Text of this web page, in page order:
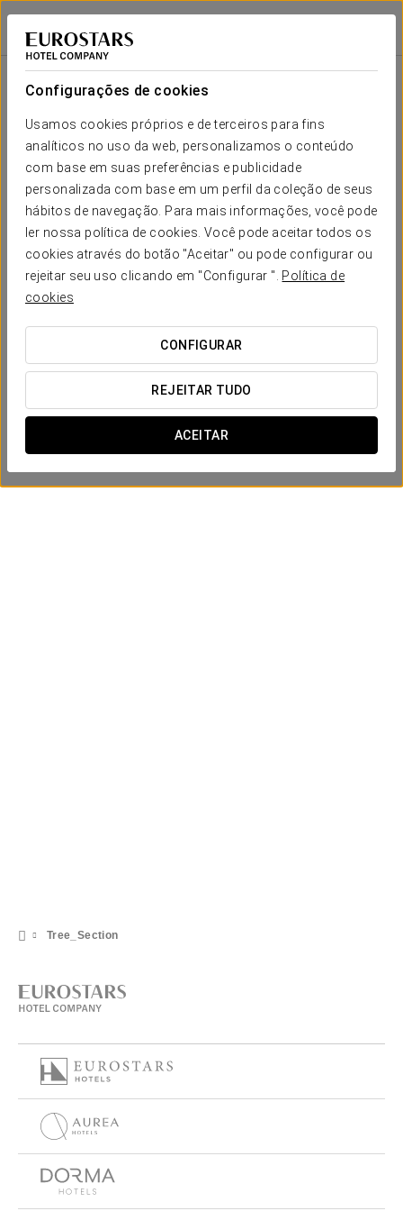
Configurações de cookies
Usamos cookies próprios e de terceiros para fins
analíticos no uso da web, personalizamos o conteúdo
com base em suas preferências e publicidade
personalizada com base em um perfil da coleção de seus
hábitos de navegação. Para mais informações, você pode
ler nossa política de cookies. Você pode aceitar todos os
cookies através do botão "Aceitar" ou pode configurar ou
rejeitar seu uso clicando em "Configurar ". Política de
cookies
CONFIGURAR
REJEITAR TUDO
ACEITAR
Crisol Almirante Bonifaz
BURGOS
O teu casamento em
SOLICITAR ORÇAMENTO
Tree_Section